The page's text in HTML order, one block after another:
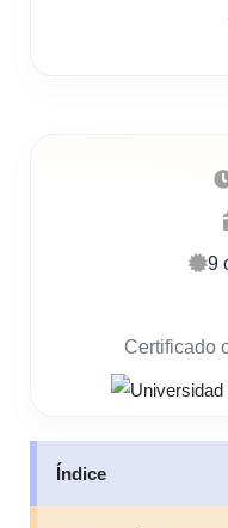
9
Certificado
Índice